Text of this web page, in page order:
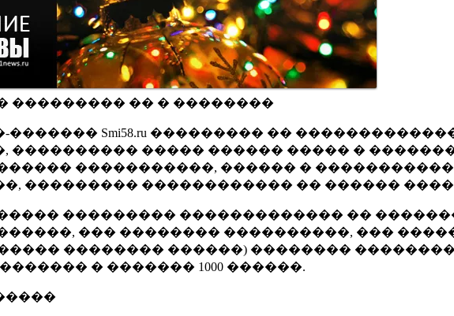
��������� �� � ��������
Smi58.ru ��������� ��
���������� ����� ������ ����� �
�����������, ������ �
��������� ������������ �� ������
��������� ������������� ��
��� �������� ����������, ���
����� �������� ������) ��������
� ������� 1000 ������.